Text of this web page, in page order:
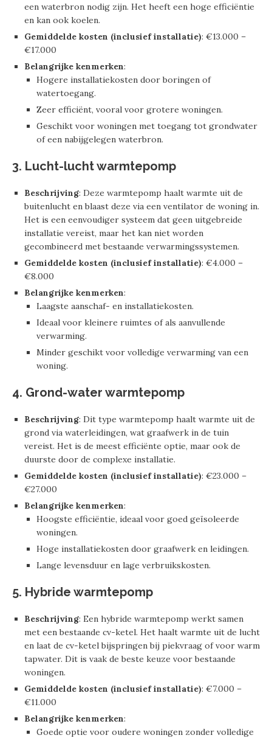
een waterbron nodig zijn. Het heeft een hoge efficiëntie
en kan ook koelen.
Gemiddelde kosten (inclusief installatie): €13.000 –
€17.000
Belangrijke kenmerken:
Hogere installatiekosten door boringen of
watertoegang.
Zeer efficiënt, vooral voor grotere woningen.
Geschikt voor woningen met toegang tot grondwater
of een nabijgelegen waterbron.
3. Lucht-lucht warmtepomp
Beschrijving: Deze warmtepomp haalt warmte uit de
buitenlucht en blaast deze via een ventilator de woning in.
Het is een eenvoudiger systeem dat geen uitgebreide
installatie vereist, maar het kan niet worden
gecombineerd met bestaande verwarmingssystemen.
Gemiddelde kosten (inclusief installatie): €4.000 –
€8.000
Belangrijke kenmerken:
Laagste aanschaf- en installatiekosten.
Ideaal voor kleinere ruimtes of als aanvullende
verwarming.
Minder geschikt voor volledige verwarming van een
woning.
4. Grond-water warmtepomp
Beschrijving: Dit type warmtepomp haalt warmte uit de
grond via waterleidingen, wat graafwerk in de tuin
vereist. Het is de meest efficiënte optie, maar ook de
duurste door de complexe installatie.
Gemiddelde kosten (inclusief installatie): €23.000 –
€27.000
Belangrijke kenmerken:
Hoogste efficiëntie, ideaal voor goed geïsoleerde
woningen.
Hoge installatiekosten door graafwerk en leidingen.
Lange levensduur en lage verbruikskosten.
5. Hybride warmtepomp
Beschrijving: Een hybride warmtepomp werkt samen
met een bestaande cv-ketel. Het haalt warmte uit de lucht
en laat de cv-ketel bijspringen bij piekvraag of voor warm
tapwater. Dit is vaak de beste keuze voor bestaande
woningen.
Gemiddelde kosten (inclusief installatie): €7.000 –
€11.000
Belangrijke kenmerken:
Goede optie voor oudere woningen zonder volledige